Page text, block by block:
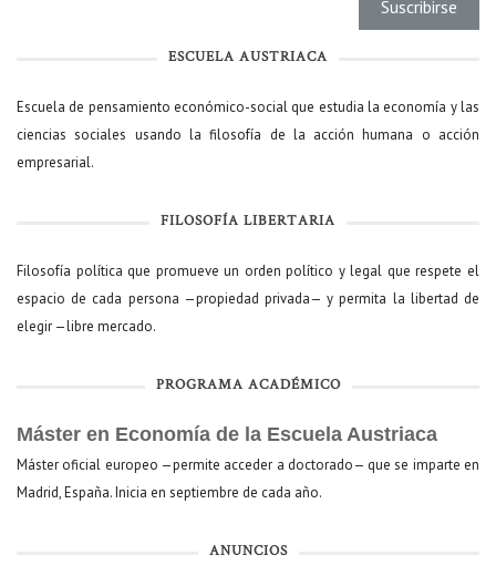
ESCUELA AUSTRIACA
Escuela de pensamiento económico-social que estudia la economía y las
ciencias sociales usando la filosofía de la acción humana o acción
empresarial.
FILOSOFÍA LIBERTARIA
Filosofía política que promueve un orden político y legal que respete el
espacio de cada persona —propiedad privada— y permita la libertad de
elegir —libre mercado.
PROGRAMA ACADÉMICO
Máster en Economía de la Escuela Austriaca
Máster oficial europeo —permite acceder a doctorado— que se imparte en
Madrid, España. Inicia en septiembre de cada año.
ANUNCIOS